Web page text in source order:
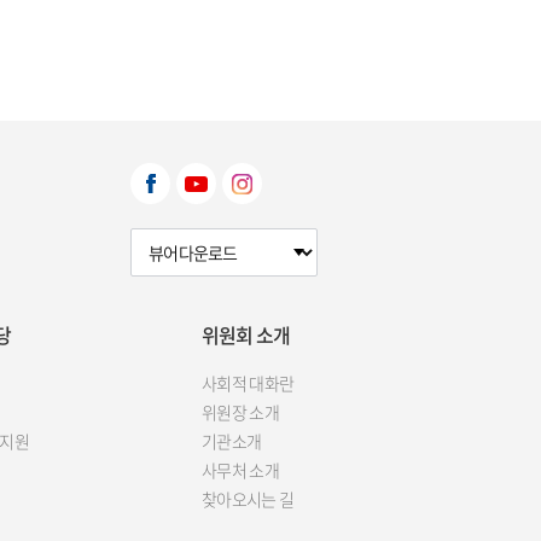
뷰어다운로드 선택
원
위원회 소개
사회적 대화란
위원장 소개
기관소개
사무처 소개
찾아오시는 길